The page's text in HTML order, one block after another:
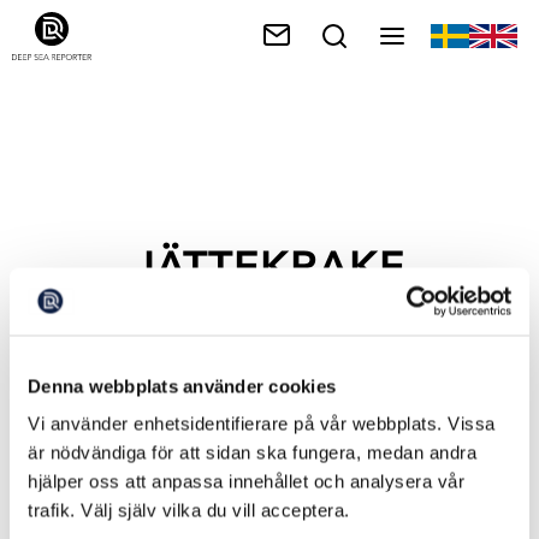
Denna webbplats använder cookies
Vi använder enhetsidentifierare på vår webbplats. Vissa
är nödvändiga för att sidan ska fungera, medan andra
hjälper oss att anpassa innehållet och analysera vår
trafik. Välj själv vilka du vill acceptera.
JÄTTEKRAKE